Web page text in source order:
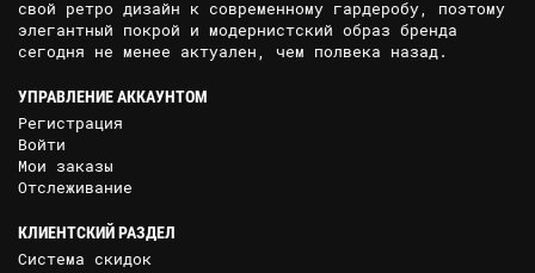
свой ретро дизайн к современному гардеробу, поэтому
элегантный покрой и модернистский образ бренда
сегодня не менее актуален, чем полвека назад.
УПРАВЛЕНИЕ АККАУНТОМ
Регистрация
Войти
Мои заказы
Отслеживание
КЛИЕНТСКИЙ РАЗДЕЛ
Система скидок